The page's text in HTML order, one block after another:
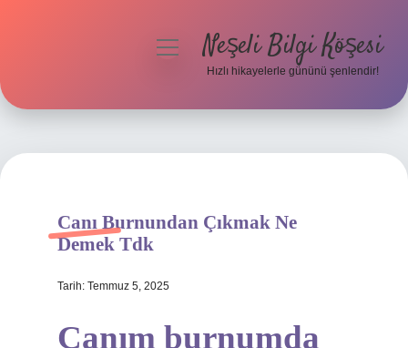
Hakkımızda
menüyüNeşeli Bilgi Köşesi
Hızlı hikayelerle gününü şenlendir!
Canı Burnundan Çıkmak Ne
Demek Tdk
Tarih: Temmuz 5, 2025
Canım burnumda